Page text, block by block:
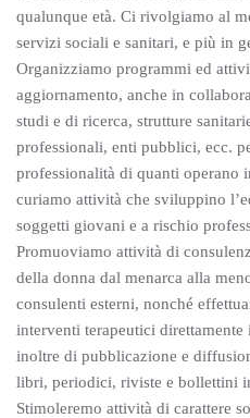
qualunque età. Ci rivolgiamo al
servizi sociali e sanitari, e più in
Organizziamo programmi ed
aggiornamento, anche in
studi e di ricerca, strutture
professionali, enti pubblici, ecc.
professionalità di quanti operano
curiamo attività che sviluppino
soggetti giovani e a rischio
Promuoviamo attività di
della donna dal menarca alla
consulenti esterni, nonché
interventi terapeutici
inoltre di pubblicazione e
libri, periodici, riviste e bollettini
Stimoleremo attività di carattere